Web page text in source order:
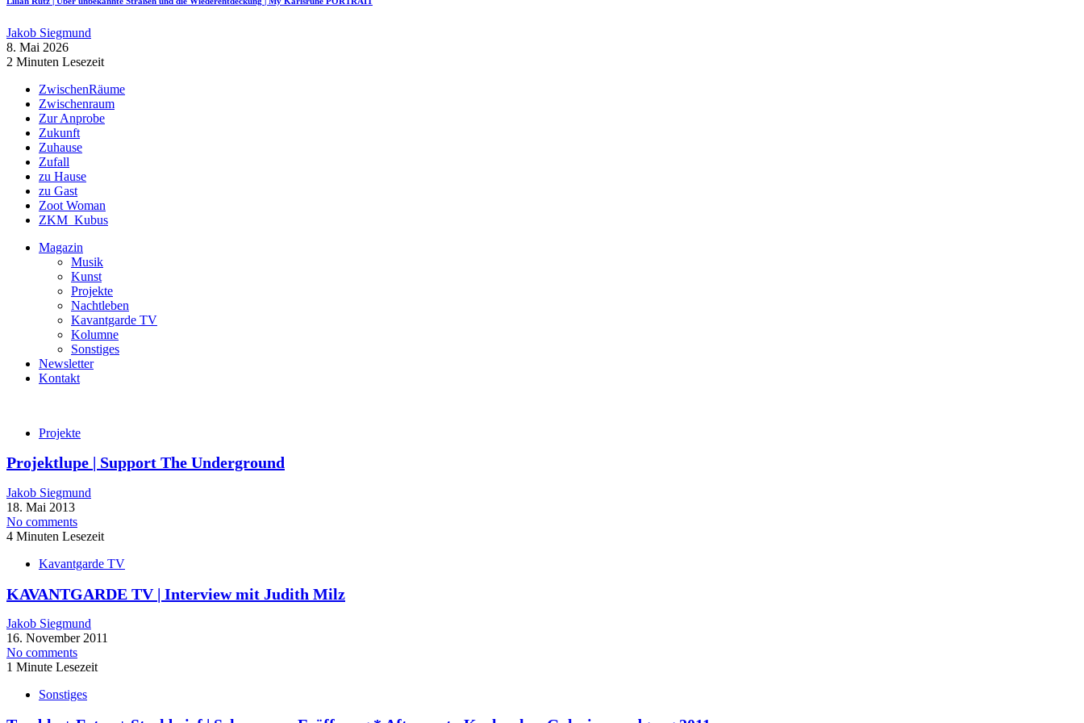
Jakob Siegmund
8. Mai 2026
2 Minuten Lesezeit
ZwischenRäume
Zwischenraum
Zur Anprobe
Zukunft
Zuhause
Zufall
zu Hause
zu Gast
Zoot Woman
ZKM_Kubus
Magazin
Musik
Kunst
Projekte
Nachtleben
Kavantgarde TV
Kolumne
Sonstiges
Newsletter
Kontakt
Projekte
Projektlupe | Support The Underground
Jakob Siegmund
18. Mai 2013
No comments
4 Minuten Lesezeit
Kavantgarde TV
KAVANTGARDE TV | Interview mit Judith Milz
Jakob Siegmund
16. November 2011
No comments
1 Minute Lesezeit
Sonstiges